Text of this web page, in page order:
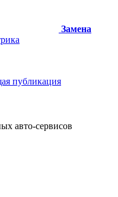
Замена
публикация
авто-сервисов